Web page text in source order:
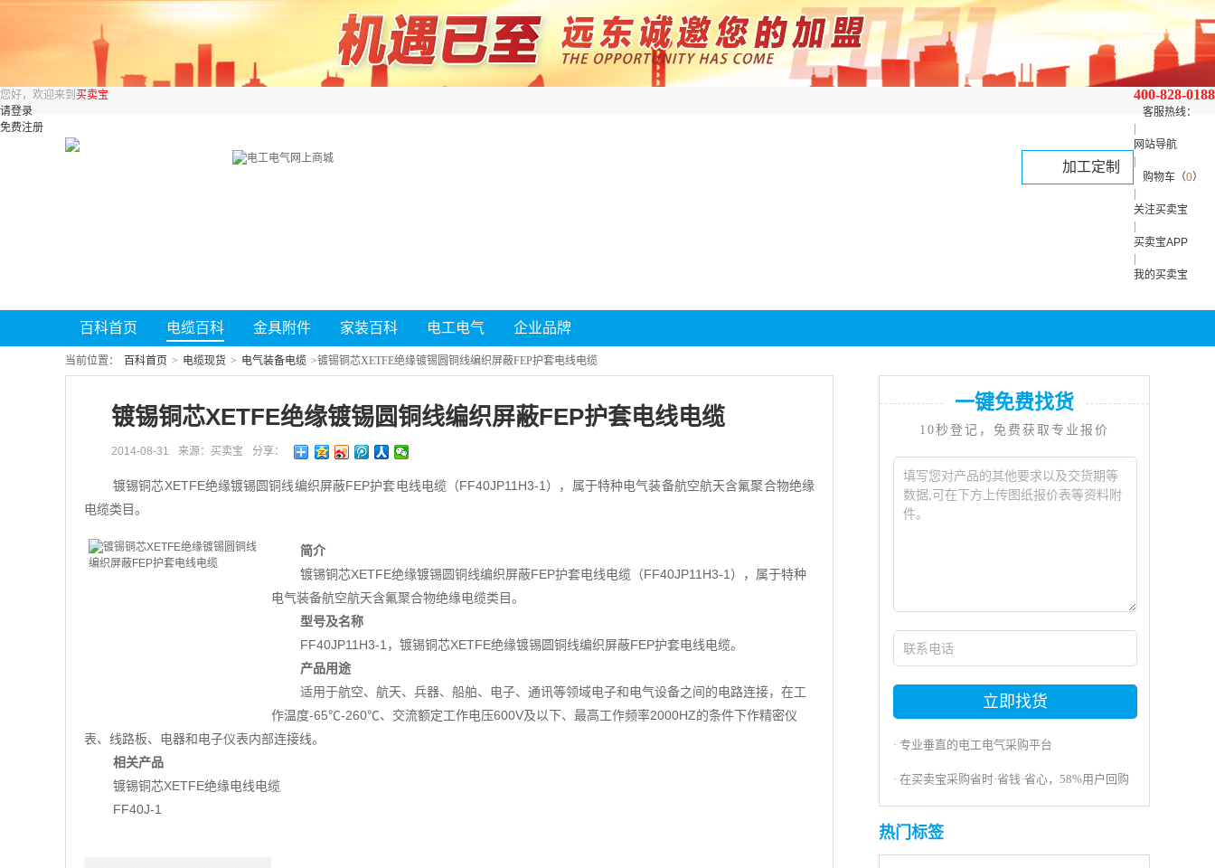
400-828-0188
客服热线：
网站导航
购物车（0）
关注买卖宝
买卖宝APP
我的买卖宝
您好，欢迎来到 买卖宝
请登录
免费注册
加工定制
百科首页 电缆百科 金具附件 家装百科 电工电气 企业品牌
当前位置： 百科首页 > 电缆现货 > 电气装备电缆 >镀锡铜芯XETFE绝缘镀锡圆铜线编织屏蔽FEP护套电线电缆
镀锡铜芯XETFE绝缘镀锡圆铜线编织屏蔽FEP护套电线电缆
2014-08-31 来源：买卖宝 分享：
镀锡铜芯XETFE绝缘镀锡圆铜线编织屏蔽FEP护套电线电缆（FF40JP11H3-1），属于特种电气装备航空航天含氟聚合物绝缘
电缆类目。
简介
镀锡铜芯XETFE绝缘镀锡圆铜线编织屏蔽FEP护套电线电缆（FF40JP11H3-1），属于特种
电气装备航空航天含氟聚合物绝缘电缆类目。
型号及名称
FF40JP11H3-1，镀锡铜芯XETFE绝缘镀锡圆铜线编织屏蔽FEP护套电线电缆。
产品用途
适用于航空、航天、兵器、船舶、电子、通讯等领域电子和电气设备之间的电路连接，在工
作温度-65℃-260℃、交流额定工作电压600V及以下、最高工作频率2000HZ的条件下作精密仪
表、线路板、电器和电子仪表内部连接线。
相关产品
镀锡铜芯XETFE绝缘电线电缆
FF40J-1
一键免费找货
10秒登记，免费获取专业报价
立即找货
· 专业垂直的电工电气采购平台
· 在买卖宝采购省时·省钱·省心，58%用户回购
热门标签